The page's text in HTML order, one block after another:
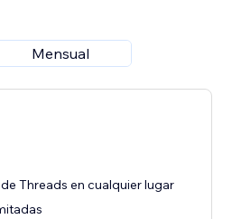
Mensual
Threads en cualquier lugar